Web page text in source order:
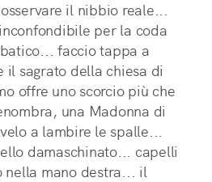
il nibbio reale...
per la coda
faccio tappa a
il sagrato della chiesa di
offre uno scorcio più che
una Madonna di
a lambire le spalle...
damaschinato... capelli
mano destra... il